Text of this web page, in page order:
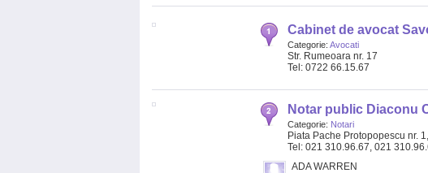
Cabinet de avocat
Categorie: Avocati
Str. Rumeoara nr. 17
Tel: 0722 66.15.67
Notar public Diaconu
Categorie: Notari
Piata Pache Protopopescu nr.
Tel: 021 310.96.67, 021
ADA WARREN